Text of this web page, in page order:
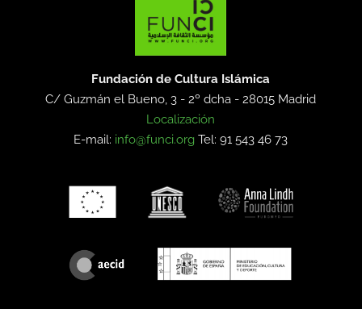
Fundación de Cultura Islámica
C/ Guzmán el Bueno, 3 - 2º dcha -28015 Madrid
Localización
E-mail: info@funci.org Tel: 91 543 46 73